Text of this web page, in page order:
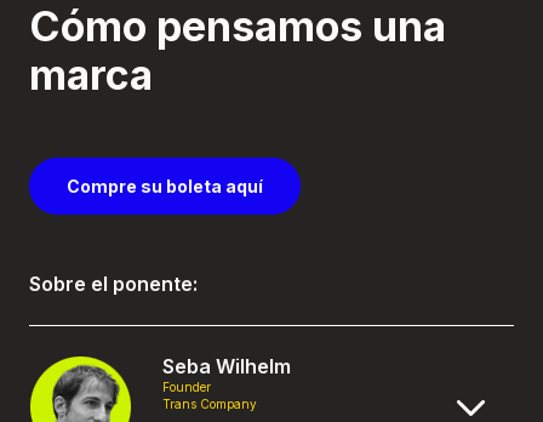
Cómo pensamos una
marca
Compre su boleta aquí
Sobre el ponente:
Seba Wilhelm
Founder
Trans Company